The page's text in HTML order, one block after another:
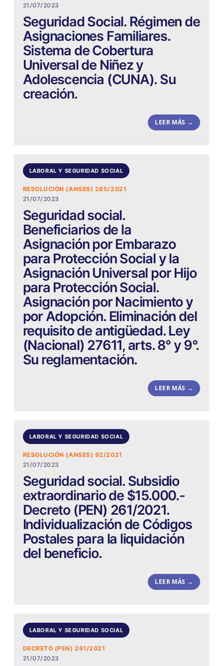
21/07/2023
Seguridad Social. Régimen de
Asignaciones Familiares.
Sistema de Cobertura
Universal de Niñez y
Adolescencia (CUNA). Su
creación.
LEER MÁS →
LABORAL Y SEGURIDAD SOCIAL
RESOLUCIÓN (ANSES) 265/2021
21/07/2023
Seguridad social.
Beneficiarios de la
Asignación por Embarazo
para Protección Social y la
Asignación Universal por Hijo
para Protección Social.
Asignación por Nacimiento y
por Adopción. Eliminación del
requisito de antigüedad. Ley
(Nacional) 27611, arts. 8° y 9°.
Su reglamentación.
LEER MÁS →
LABORAL Y SEGURIDAD SOCIAL
RESOLUCIÓN (ANSES) 92/2021
21/07/2023
Seguridad social. Subsidio
extraordinario de $15.000.-
Decreto (PEN) 261/2021.
Individualización de Códigos
Postales para la liquidación
del beneficio.
LEER MÁS →
LABORAL Y SEGURIDAD SOCIAL
DECRETO (PEN) 261/2021
21/07/2023